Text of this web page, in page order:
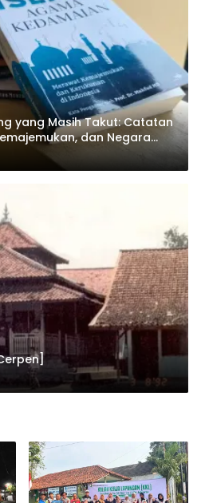
yang Masih Takut: Catatan
dan Negara
Abdillah